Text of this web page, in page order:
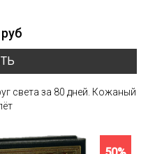
света за 80 дней. Кожаный